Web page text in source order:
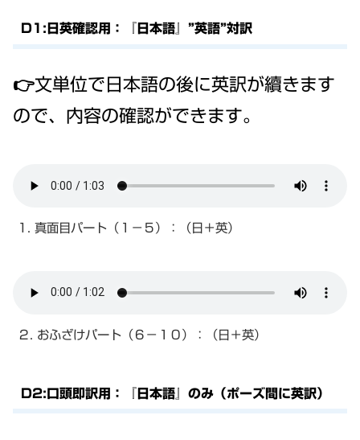
D1:日英確認用：『日本語』”英語”対訳
👉文単位で日本語の後に英訳が續きます
ので、内容の確認ができます。
1. 真面目パート（１－５）：（日＋英）
２. おふざけパート（６－１０）：（日＋英）
D2:口頭即訳用：『日本語』のみ（ポーズ間に英訳）